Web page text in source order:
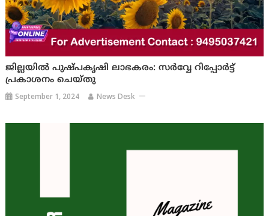
ജില്ലയിൽ പുഷ്പകൃഷി ലാഭകരം: സർവ്വേ റിപ്പോർട്ട്
പ്രകാശനം ചെയ്തു
September 1, 2024 News Desk